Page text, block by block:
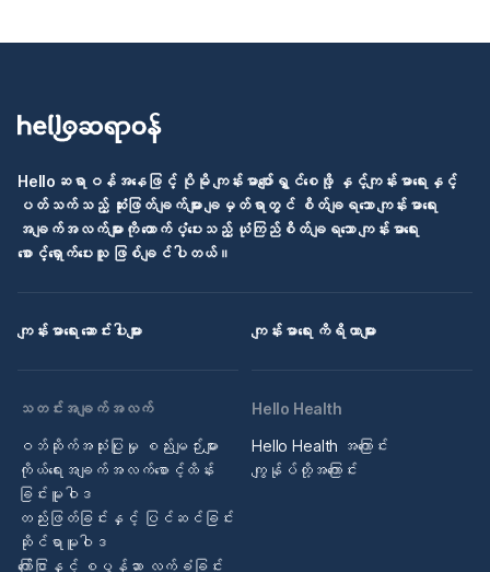
Helloဆရာဝန်အနေဖြင့် ပိုမို ကျန်းမာပျော်ရွှင်စေဖို့ နှင့်ကျန်းမာရေးနှင့်
ပတ်သက်သည့် ဆုံးဖြတ်ချက်များ ချမှတ်ရာတွင် စိတ်ချရသော ကျန်းမာရေး
အချက်အလက်များကို ထောက်ပံ့ပေးသည့် ယုံကြည်စိတ်ချရသော ကျန်းမာရေး
စောင့်ရှောက်ပေးသူ ဖြစ်ချင်ပါတယ်။
ကျန်းမာရေး ဆောင်းပါးများ ကျန်းမာရေး ကိရိယာများ
သတင်းအချက်အလက်
ဝဘ်ဆိုက်အသုံးပြုမှု စည်းမျဉ်းများ
ကိုယ်ရေးအချက်အလက်စောင့်ထိန်း
ခြင်းမူဝါဒ
တည်းဖြတ်ခြင်းနှင့် ပြင်ဆင်ခြင်း
ဆိုင်ရာမူဝါဒ
ကြော်ငြာနှင့် စပွန်ဆာ လက်ခံခြင်း
Hello Health
Hello Health အကြောင်း
ကျွန်ုပ်တို့အကြောင်း